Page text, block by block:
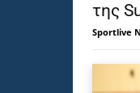
της
Sportlive